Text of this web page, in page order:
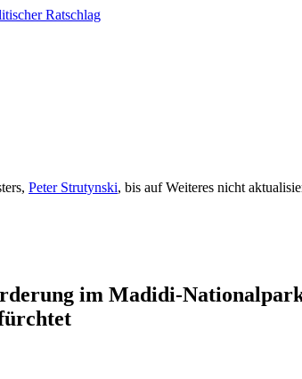
Peter Strutynski, bis auf Weiteres nicht
im Madidi-